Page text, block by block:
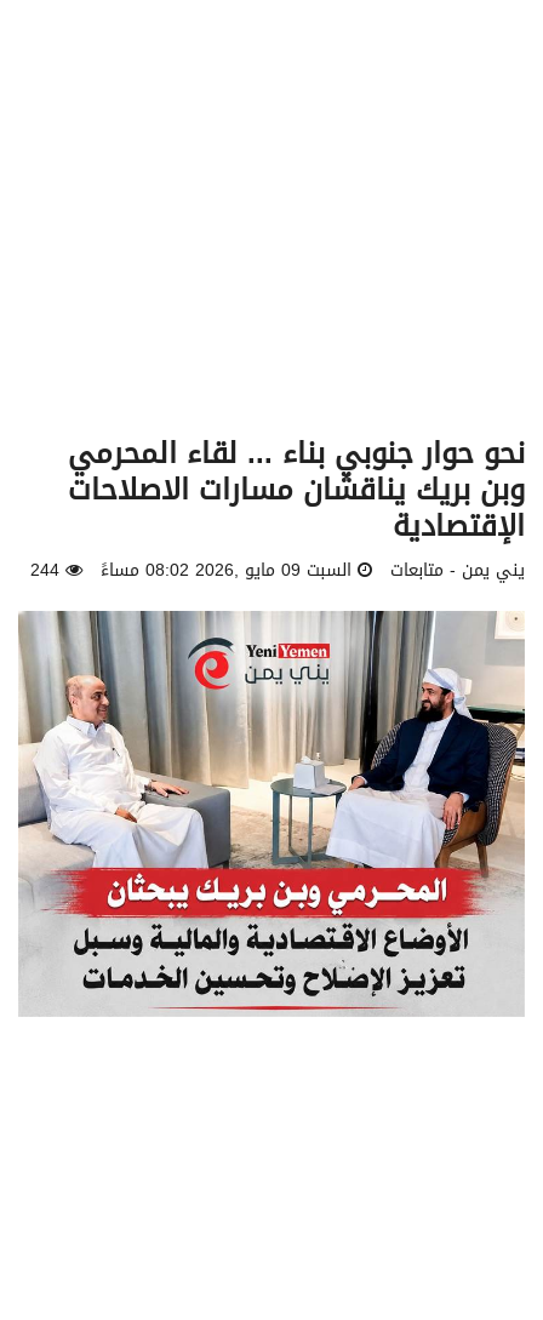
نحو حوار جنوبي بناء ... لقاء المحرمي
وبن بريك يناقشان مسارات الاصلاحات
الإقتصادية
يني يمن - متابعات السبت 09 مايو ,2026 08:02 مساءً 244